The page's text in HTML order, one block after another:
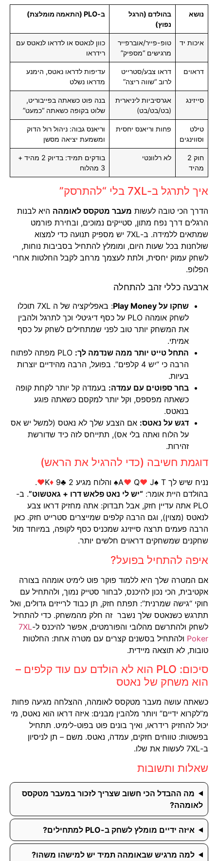
נושא
בהולדם (הרגל
נפוץ)
ב-PLO (התאמה מומלצת)
איכות יד
טופ-פייר/אוברפייר
מרגישים “מספיק”
כוון לנאטס או לדראו לנאטס עם
רידראו
דראוים
דראו צבע/סטרייט
לרוב “שווה ריצה”
עדיפות לדראו נאטס, הימנע
מדראו נשלט
סייזינג
אגרסיביות ליניארית
(בט/בט/בט)
בנה פוט כשאתה בפייבוריט,
שלוט בקופה כשאתה “כמעט”
טילט
וסווינגים
פחות וריאנס יחסית
וריאנס גבוה: ניהול רול הדוק
ומשמעת יציאה מסשן
חוק 2
מהיד
לא רלוונטי
בודקים תמיד: בדיוק 2 מהיד +
3 מהלוח
איך לתרגל ב-7XL בלי “להתרסק”
הדרך הכי טובה לעשות מעבר מטקסס לאומהה היא לבנות
הרגלים דרך נפח מתון, סטייקים נמוכים, ובחירת פורמט
שמתאים ללמידה. ב-7XL יש מספיק תנועה כדי למצוא
שולחנות בכל שעות היום, ומומלץ להתחיל בסביבות נוחות,
לשחק עמוק יחסית, ולתת לעצמך מרחב לקבל החלטות אחרי
הפלופ.
ארבעה כללי זהב להתחלה
שחקו על Play Money
: באפליקציה של ה 7XL תוכלו
לשחק אומהה PLO על כסף דיגיטלי וכך לתרגל ולהבין
את המשחק יותר טוב לפני שמתחילים לשחק על כסף
אמיתי.
התחל טייט יותר ממה שנדמה לך:
PLO מפתה לפתוח
הרבה כי “יש 4 קלפים”. בפועל, הרבה מהידיים יוצרות
בעיות.
בחר ספוטים עם עמדה: בעמדה קל יותר לקחת קופה
כשאתה מפספס, וקל יותר למקסם כשאתה פוגע
בנאטס.
דגש על נאטס: אם הצבע שלך לא נאטס (למשל יש אס
על הלוח ואתה בלי אס), תתייחס לזה כיד שדורשת
זהירות.
דוגמת חשיבה (כדי להרגיל את הראש)
נניח שיש לך A ♥ Q♥ J♠ T♠ והלוח מגיע K ♦ 9♣ 2
♥
.
בהולדם היית אומר: “יש לי נאט פלאש דרו + גאטשוט”. ב-
PLO אתה עדיין חזק, אבל תבדוק: אתה מחזיק דראו צבע
לנאטס (מצוין), וגם הרבה קלפים שמייצרים סטרייט חזק. כאן
הרבה פעמים תרצה סייזינג שמכניס כסף לקופה, במיוחד מול
שחקנים שמשחקים דראוים חלשים יותר.
איפה להתחיל בפועל?
אם המטרה שלך היא ללמוד פוקר פוט לימיט אומהה בצורה
אקטיבית, הכי נכון להיכנס, לבחור סטייק נמוך, ולהתחיל עם
חוקי “גישה שמרנית”: תפתח חזק, תן כבוד לרייזים גדולים, ואל
תתרגש כשנאטס שלך נשבר זה חלק מהמשחק. כדי להתחיל
לשחק ולהתרשם מהלובי והפורמטים, אפשר להיכנס ל-7XL
Poker ולהתחיל בסשנים קצרים עם מטרה אחת: החלטות
טובות, לא תוצאה מיידית.
סיכום: PLO הוא לא הולדם עם עוד קלפים –
הוא משחק של נאטס
כשאתה עושה מעבר מטקסס לאומהה, ההצלחה מגיעה פחות
מ”לקרוא ידיים” ויותר מלהבין מבנים: איזה דראו הוא נאטס, מי
יכול להחזיק רידראו, ואיך בונים פוט בפוט-לימיט. תתחיל
בפשטות: טווחים חזקים, עמדה, נאטס. משם – תן לניסיון
ב-7XL לעשות את שלו.
שאלות ותשובות
מה ההבדל הכי חשוב שצריך לזכור במעבר מטקסס
לאומהה?
איזה ידיים מומלץ לשחק ב-PLO למתחילים?
למה מרגיש שבאומהה תמיד יש למישהו משהו?